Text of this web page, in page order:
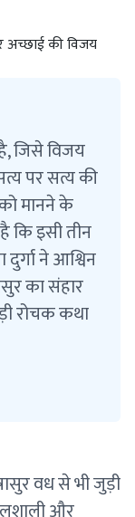
अच्छाई की विजय
जिसे विजय
पर सत्य की
मानने के
कि इसी तीन
ने आश्विन
का संहार
रोचक कथा
वध से भी जुड़ी